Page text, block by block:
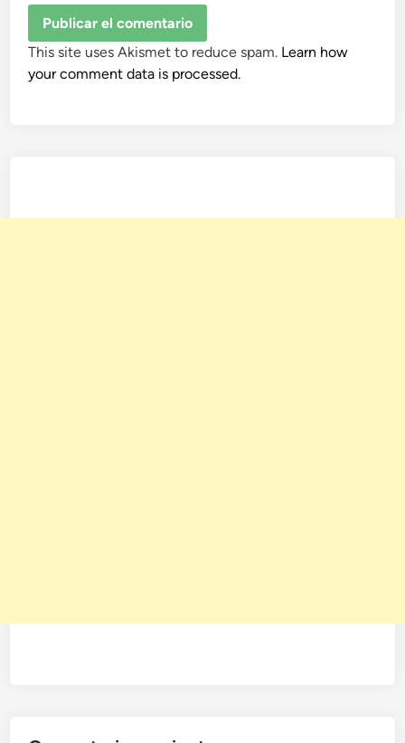
This site uses Akismet to reduce spam. Learn how
your comment data is processed.